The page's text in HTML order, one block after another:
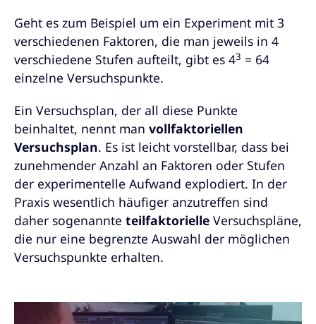
Geht es zum Beispiel um ein Experiment mit 3
verschiedenen Faktoren, die man jeweils in 4
verschiedene Stufen aufteilt, gibt es 43 = 64
einzelne Versuchspunkte.
Ein Versuchsplan, der all diese Punkte
beinhaltet, nennt man vollfaktoriellen
Versuchsplan. Es ist leicht vorstellbar, dass bei
zunehmender Anzahl an Faktoren oder Stufen
der experimentelle Aufwand explodiert. In der
Praxis wesentlich häufiger anzutreffen sind
daher sogenannte teilfaktorielle Versuchspläne,
die nur eine begrenzte Auswahl der möglichen
Versuchspunkte erhalten.